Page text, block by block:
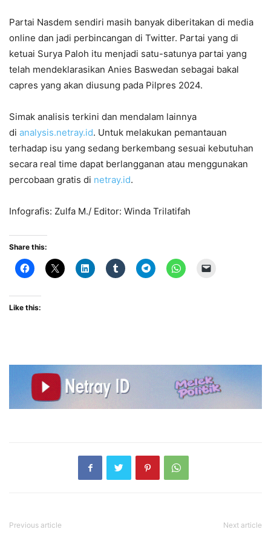
Partai Nasdem sendiri masih banyak diberitakan di media
online dan jadi perbincangan di Twitter. Partai yang di
ketuai Surya Paloh itu menjadi satu-satunya partai yang
telah mendeklarasikan Anies Baswedan sebagai bakal
capres yang akan diusung pada Pilpres 2024.
Simak analisis terkini dan mendalam lainnya
di analysis.netray.id. Untuk melakukan pemantauan
terhadap isu yang sedang berkembang sesuai kebutuhan
secara real time dapat berlangganan atau menggunakan
percobaan gratis di netray.id.
Infografis: Zulfa M./ Editor: Winda Trilatifah
Share this:
Like this:
Previous article Next article